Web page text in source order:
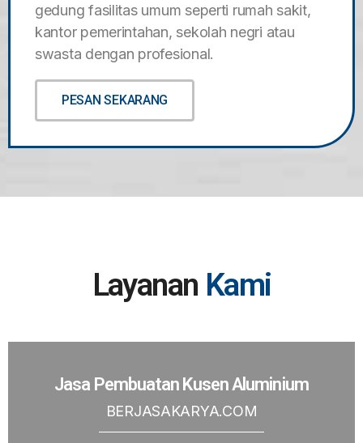
gedung fasilitas umum seperti rumah sakit,
kantor pemerintahan, sekolah negri atau
swasta dengan profesional.
PESAN SEKARANG
Layanan Kami
Jasa Pembuatan Kusen Aluminium
BERJASAKARYA.COM